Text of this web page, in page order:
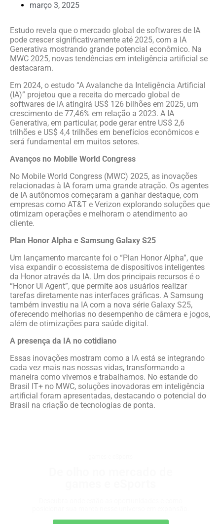
março 3, 2025
Estudo revela que o mercado global de softwares de IA
pode crescer significativamente até 2025, com a IA
Generativa mostrando grande potencial econômico. Na
MWC 2025, novas tendências em inteligência artificial se
destacaram.
Em 2024, o estudo “A Avalanche da Inteligência Artificial
(IA)” projetou que a receita do mercado global de
softwares de IA atingirá US$ 126 bilhões em 2025, um
crescimento de 77,46% em relação a 2023. A IA
Generativa, em particular, pode gerar entre US$ 2,6
trilhões e US$ 4,4 trilhões em benefícios econômicos e
será fundamental em muitos setores.
Avanços no Mobile World Congress
No Mobile World Congress (MWC) 2025, as inovações
relacionadas à IA foram uma grande atração. Os agentes
de IA autônomos começaram a ganhar destaque, com
empresas como AT&T e Verizon explorando soluções que
otimizam operações e melhoram o atendimento ao
cliente.
Plan Honor Alpha e Samsung Galaxy S25
Um lançamento marcante foi o “Plan Honor Alpha”, que
visa expandir o ecossistema de dispositivos inteligentes
da Honor através da IA. Um dos principais recursos é o
“Honor UI Agent”, que permite aos usuários realizar
tarefas diretamente nas interfaces gráficas. A Samsung
também investiu na IA com a nova série Galaxy S25,
oferecendo melhorias no desempenho de câmera e jogos,
além de otimizações para saúde digital.
A presença da IA no cotidiano
Essas inovações mostram como a IA está se integrando
cada vez mais nas nossas vidas, transformando a
maneira como vivemos e trabalhamos. No estande do
Brasil IT+ no MWC, soluções inovadoras em inteligência
artificial foram apresentadas, destacando o potencial do
Brasil na criação de tecnologias de ponta.